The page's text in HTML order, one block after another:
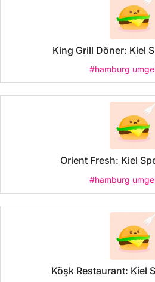
King Grill Döner: Kiel
#hamburg
Orient Fresh: Kiel
#hamburg
Köşk Restaurant: Kiel